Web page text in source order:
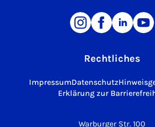
Warburger Str. 100
Rechtliches
ImpressumDatenschutz
Erklärung zur